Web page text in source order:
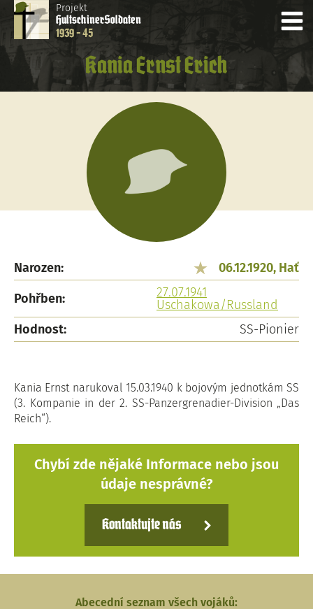
Projekt
HultschinerSoldaten
1939 - 45
Kania Ernst Erich
Narozen:
06.12.1920, Hať
Pohřben:
27.07.1941
Uschakowa/Russland
Hodnost:
SS-Pionier
Kania Ernst narukoval 15.03.1940 k bojovým jednotkám SS
(3. Kompanie in der 2. SS-Panzergrenadier-Division „Das
Reich“).
Chybí zde nějaké Informace nebo jsou
údaje nesprávné?
Kontaktujte nás
Abecední seznam všech vojáků: